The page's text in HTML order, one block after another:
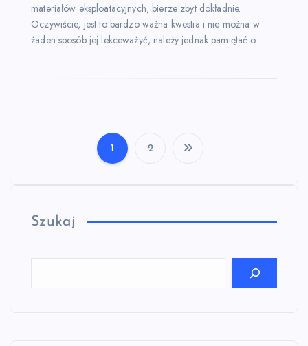
materiałów eksploatacyjnych, bierze zbyt dokładnie.
Oczywiście, jest to bardzo ważna kwestia i nie można w
żaden sposób jej lekceważyć, należy jednak pamiętać o…
S
r
1 2
Szukaj